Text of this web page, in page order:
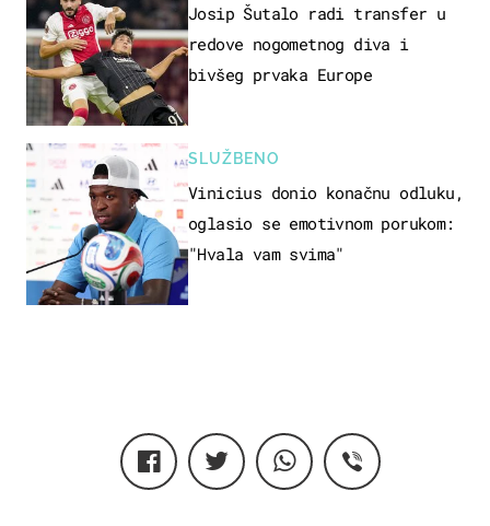
Josip Šutalo radi transfer u
redove nogometnog diva i
bivšeg prvaka Europe
SLUŽBENO
Vinicius donio konačnu odluku,
oglasio se emotivnom porukom:
"Hvala vam svima"